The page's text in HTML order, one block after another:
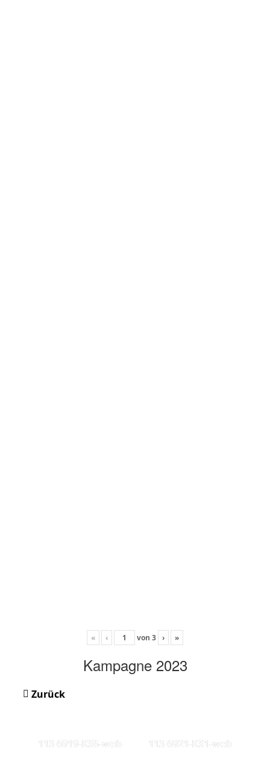
« ‹ von 3 › »
Kampagne 2023
Zurück
113 6919-KS6-web 113 6921-KS1-web